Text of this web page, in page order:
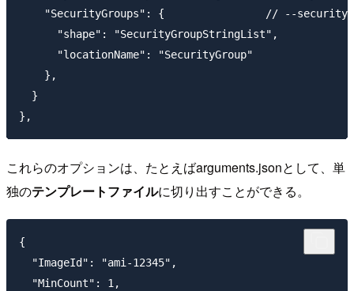
"SecurityGroups": {                // --
      "shape": "SecurityGroupStringList",
      "locationName": "SecurityGroup"
    },
  }
これらのオプションは、たとえばarguments.jsonとして、単
独のテンプレートファイルに切り出すことができる。
{
  "ImageId": "ami-12345",
  "MinCount": 1,